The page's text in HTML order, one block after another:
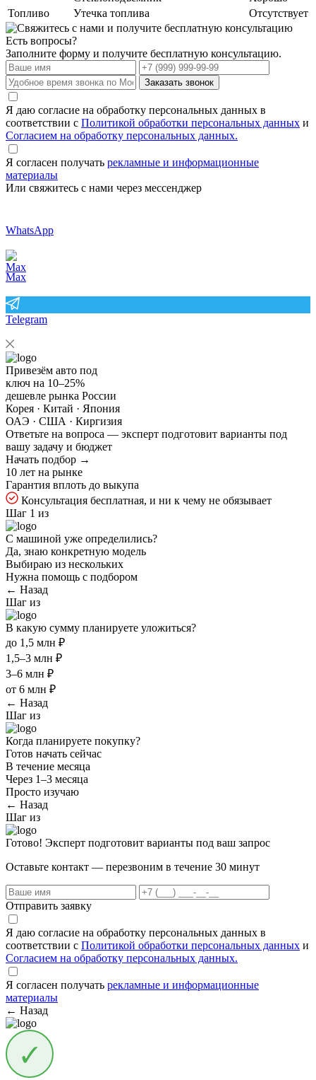
Топливо
Утечка топлива Отсутствует
Есть вопросы?
Заполните форму и получите бесплатную консультацию.
Заказать звонок
Я даю согласие на обработку персональных данных в
соответствии с Политикой обработки персональных данных и
Согласием на обработку персональных данных.
Я согласен получать рекламные и информационные
материалы
Или свяжитесь с нами через мессенджер
WhatsApp
Max
Telegram
Привезём авто под
ключ на 10–25%
дешевле рынка России
Корея · Китай · Япония
ОАЭ · США · Киргизия
Ответьте на вопроса — эксперт подготовит варианты под
вашу задачу и бюджет
Начать подбор →
10 лет на рынке
Гарантия вплоть до выкупа
Консультация бесплатная, и ни к чему не обязывает
Шаг 1 из
С машиной уже определились?
Да, знаю конкретную модель
Выбираю из нескольких
Нужна помощь с подбором
← Назад
Шаг из
В какую сумму планируете уложиться?
до 1,5 млн ₽
1,5–3 млн ₽
3–6 млн ₽
от 6 млн ₽
← Назад
Шаг из
Когда планируете покупку?
Готов начать сейчас
В течение месяца
Через 1–3 месяца
Просто изучаю
← Назад
Шаг из
Готово! Эксперт подготовит варианты под ваш запрос
Оставьте контакт — перезвоним в течение 30 минут
Отправить заявку
Я даю согласие на обработку персональных данных в
соответствии с Политикой обработки персональных данных и
Согласием на обработку персональных данных.
Я согласен получать рекламные и информационные
материалы
← Назад